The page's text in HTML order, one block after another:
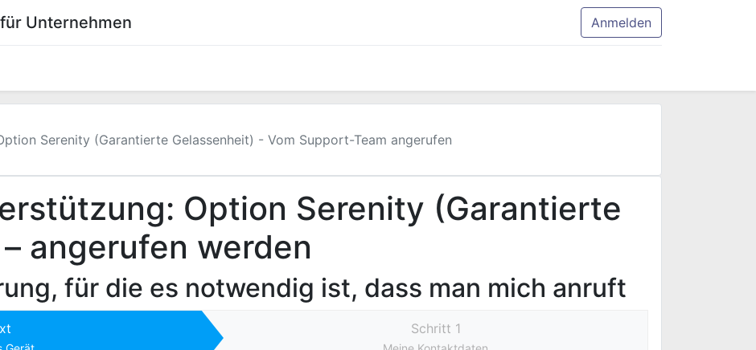
Unternehmen Anmelden
Serenity (Garantierte Gelassenheit) - Vom Support-Team angerufen
Option Serenity (Garantierte
angerufen werden
für die es notwendig ist, dass man mich anruft
Schritt 1